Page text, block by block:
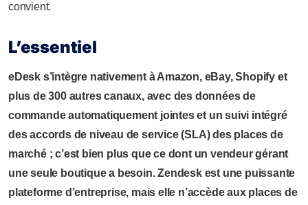
convient.
L’essentiel
eDesk s’intègre nativement à Amazon, eBay, Shopify et
plus de 300 autres canaux, avec des données de
commande automatiquement jointes et un suivi intégré
des accords de niveau de service (SLA) des places de
marché ; c’est bien plus que ce dont un vendeur gérant
une seule boutique a besoin. Zendesk est une puissante
plateforme d’entreprise, mais elle n’accède aux places de